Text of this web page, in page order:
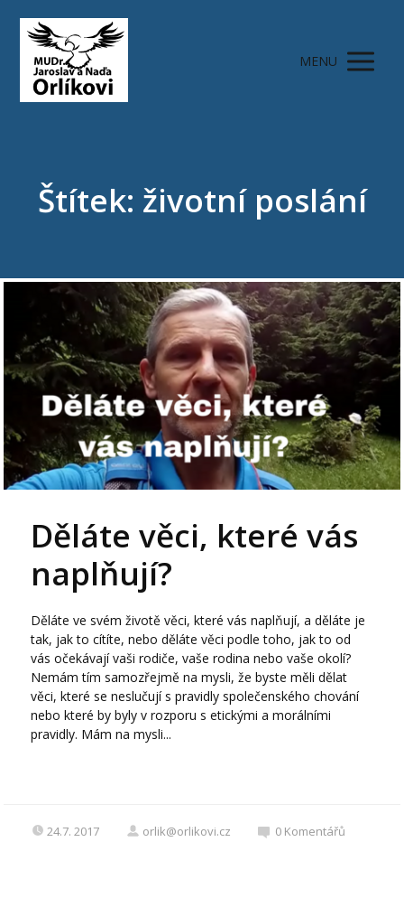
MENU
Štítek: životní poslání
Děláte věci, které vás
naplňují?
Děláte ve svém životě věci, které vás naplňují, a děláte je
tak, jak to cítíte, nebo děláte věci podle toho, jak to od
vás očekávají vaši rodiče, vaše rodina nebo vaše okolí?
Nemám tím samozřejmě na mysli, že byste měli dělat
věci, které se neslučují s pravidly společenského chování
nebo které by byly v rozporu s etickými a morálními
pravidly. Mám na mysli...
24.7. 2017 orlik@orlikovi.cz 0 Komentářů